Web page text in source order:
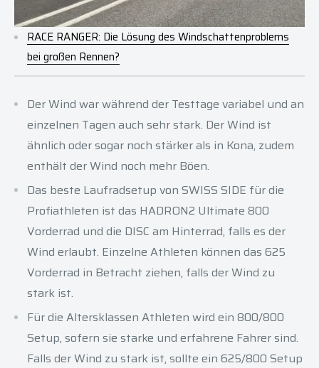
RACE RANGER: Die Lösung des Windschattenproblems
bei großen Rennen?
Der Wind war während der Testtage variabel und an
einzelnen Tagen auch sehr stark. Der Wind ist
ähnlich oder sogar noch stärker als in Kona, zudem
enthält der Wind noch mehr Böen.
Das beste Laufradsetup von SWISS SIDE für die
Profiathleten ist das HADRON2 Ultimate 800
Vorderrad und die DISC am Hinterrad, falls es der
Wind erlaubt. Einzelne Athleten können das 625
Vorderrad in Betracht ziehen, falls der Wind zu
stark ist.
Für die Altersklassen Athleten wird ein 800/800
Setup, sofern sie starke und erfahrene Fahrer sind.
Falls der Wind zu stark ist, sollte ein 625/800 Setup